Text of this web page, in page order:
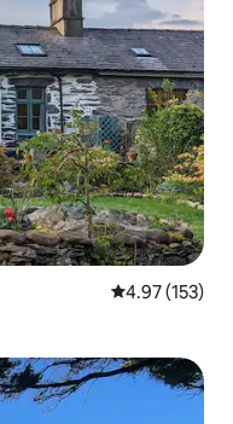
平均评分 4.97
4.97 (153)